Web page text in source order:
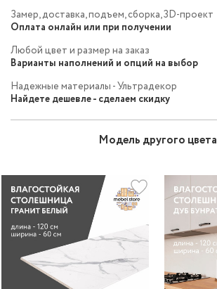
Замер, доставка, подъем, сборка, 3D-проект
Оплата онлайн или при получении
Любой цвет и размер на заказ
Варианты наполнений и опций на выбор
Надежные материалы - Ультрадекор
Найдете дешевле - сделаем скидку
Модель другого цвета